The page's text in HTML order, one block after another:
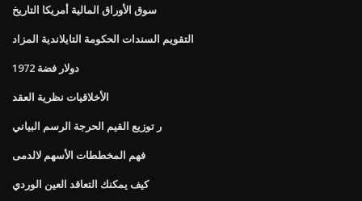
سوق الأوراق المالية أمريكا التاريخ
التقويم السندات الحكومة التايلاندية المزاد
دولار فضة 1972
الأخلاقيات نظرية العقد
ر توزيع القيم الحرجة الرسم البياني
فهم المخططات الأسهم لالدمى
كيف يمكنك التعاقد العين الوردي